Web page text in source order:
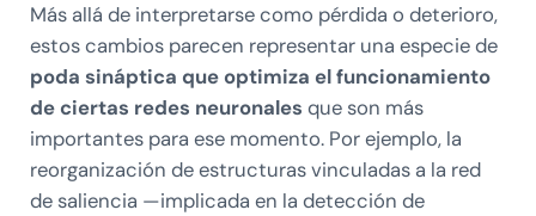
Más allá de interpretarse como pérdida o deterioro,
estos cambios parecen representar una especie de
poda sináptica que optimiza el funcionamiento
de ciertas redes neuronales que son más
importantes para ese momento. Por ejemplo, la
reorganización de estructuras vinculadas a la red
de saliencia —implicada en la detección de